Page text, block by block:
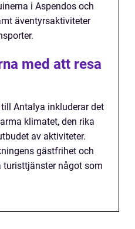
i Aspendos och
äventyrsaktiviteter
med att resa
Antalya inkluderar det
klimatet, den rika
av aktiviteter.
gästfrihet och
turisttjänster något som